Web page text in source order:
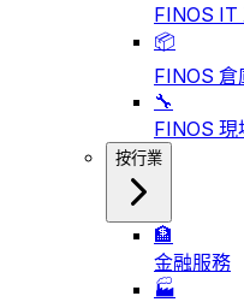
FINOS IT
📦
FINOS 倉
🔧
FINOS 現
按行業
🏦
金融服務
🏭